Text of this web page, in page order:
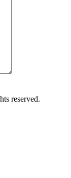
reserved.